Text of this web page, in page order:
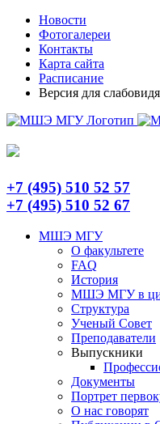
Skip
content
TelegramНовости
Фотогалереи
Контакты
Карта сайта
Расписание
Версия для
+7 (495) 510 52 57
+7 (495) 510 52 67
МШЭ МГУ
О факультете
FAQ
История
МШЭ МГУ в
Структура
Ученый Совет
Преподаватели
Выпускники
Документы
Портрет
О нас говорят